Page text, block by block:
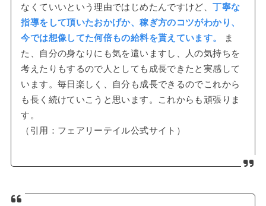
なくていいという理由ではじめたんですけど、丁寧な
指導をして頂いたおかげか、稼ぎ方のコツがわかり、
今では想像してた何倍もの給料を貰えています。
ま
た、自分の身なりにも気を遣いますし、人の気持ちを
考えたりもするので人としても成長できたと実感して
います。毎日楽しく、自分も成長できるのでこれから
も長く続けていこうと思います。これからも頑張りま
す。
（引用：フェアリーテイル公式サイト）